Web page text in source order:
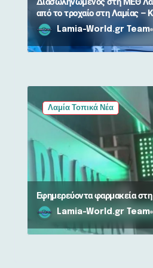
από το τροχαίο στη Λαμίας –
Lamia-World.gr Team
Λαμία Τοπικά Νέα
Εφημερεύοντα φαρμακεία
Lamia-World.gr Team